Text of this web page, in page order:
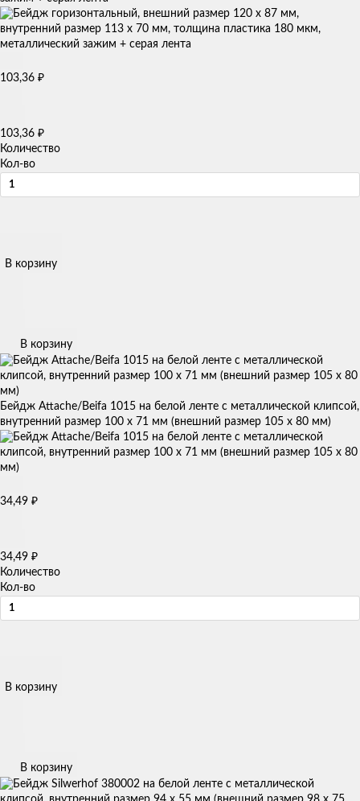
103,36 ₽
103,36 ₽
Количество
Кол-во
В корзину
В корзину
Бейдж Attache/Beifa 1015 на белой ленте с металлической клипсой,
внутренний размер 100 х 71 мм (внешний размер 105 х 80 мм)
34,49 ₽
34,49 ₽
Количество
Кол-во
В корзину
В корзину